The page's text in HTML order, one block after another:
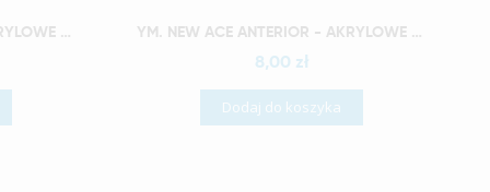
YM. NEW ACE ANTERIOR - AKRYLOWE ZĘBY SZTUCZNE - A2-O4 Szybki podgląd YM. NEW ACE ANTERIOR - AKRYLOWE ZĘBY SZTUCZNE - A2-O5
8,00 zł
Dodaj do koszyka